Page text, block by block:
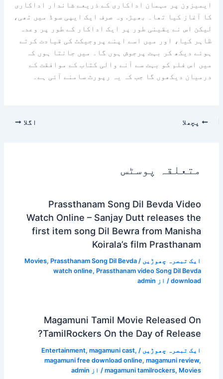
ایمیزون پر مہمان اداکاری کے ذریعے شاندار اداکاری
کا آغاز کیا تھا۔ بھیڑ . وہ صرف ایک ایپی سوڈ میں تھی،
لیکن اس نے یقینی طور پر ایک اداکار کے طور پر وعدہ
ظاہر کیا، اور میں اسے اپنے پروجیکٹ کی قیادت کرتے
ہوئے دیکھ کر بہت پرجوش ہوں گا۔ میں جانتا ہوں کہ
میں اس فلم کو بہت سے آنے والی کتاب کے موافقت کے
درمیان دیکھوں گا جب کہ یہ رپورٹ سامنے آئی ہے۔
پچھلا اگلا
متعلقہ پوسٹس
Prassthanam Song Dil Bevda Video
Watch Online – Sanjay Dutt releases the
first item song Dil Bewra from Manisha
Koirala’s film Prasthanam
ایک تبصرہ چھوڑیں /
Movies, Prassthanam Song Dil Bevda
watch online, Prassthanam video Song Dil Bevda
download / از admin
Magamuni Tamil Movie Released On
TamilRockers On the Day of Release?
ایک تبصرہ چھوڑیں /
Entertainment, magamuni cast,
magamuni free download online, magamuni review,
magamuni tamilrockers, Movies / از admin